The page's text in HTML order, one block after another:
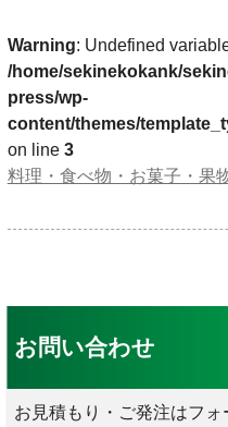
Warning: Undefined
/home/sekinekokank/
press/wp-
content/themes/
on line 3
料理・食べ物・お菓子・果
お問い合わせ
お見積もり・ご発注はフ